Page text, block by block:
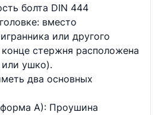
болта DIN 444
вместо
или другого
стержня расположена
ушко).
два основных
А): Проушина